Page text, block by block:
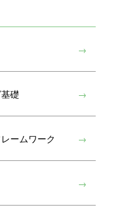
礎
ームワーク